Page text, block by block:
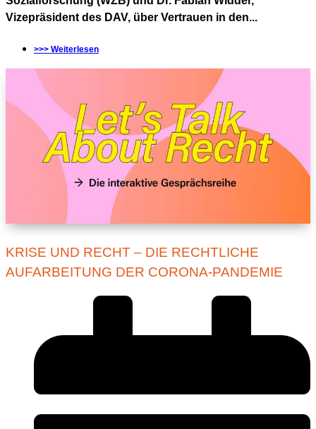
Vizepräsident des DAV, über Vertrauen in den...
>>> Weiterlesen
KRISE UND RECHT – DIE RECHTLICHE
AUFARBEITUNG DER CORONA-PANDEMIE